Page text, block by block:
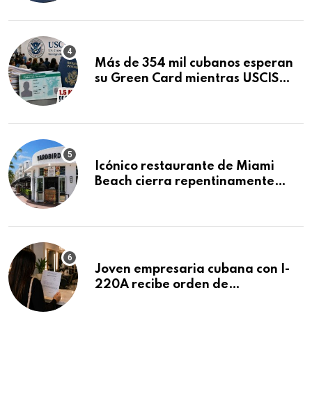
Más de 354 mil cubanos esperan
su Green Card mientras USCIS
Icónico restaurante de Miami
Beach cierra repentinamente
Joven empresaria cubana con I-
220A recibe orden de